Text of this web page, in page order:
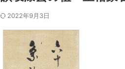
2022年9月3日